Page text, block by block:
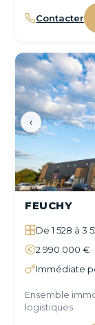
Contacter
‹
FEUCHY
De 1 528 à 3
2 990 000 €
Immédiate
Ensemble
logistiques